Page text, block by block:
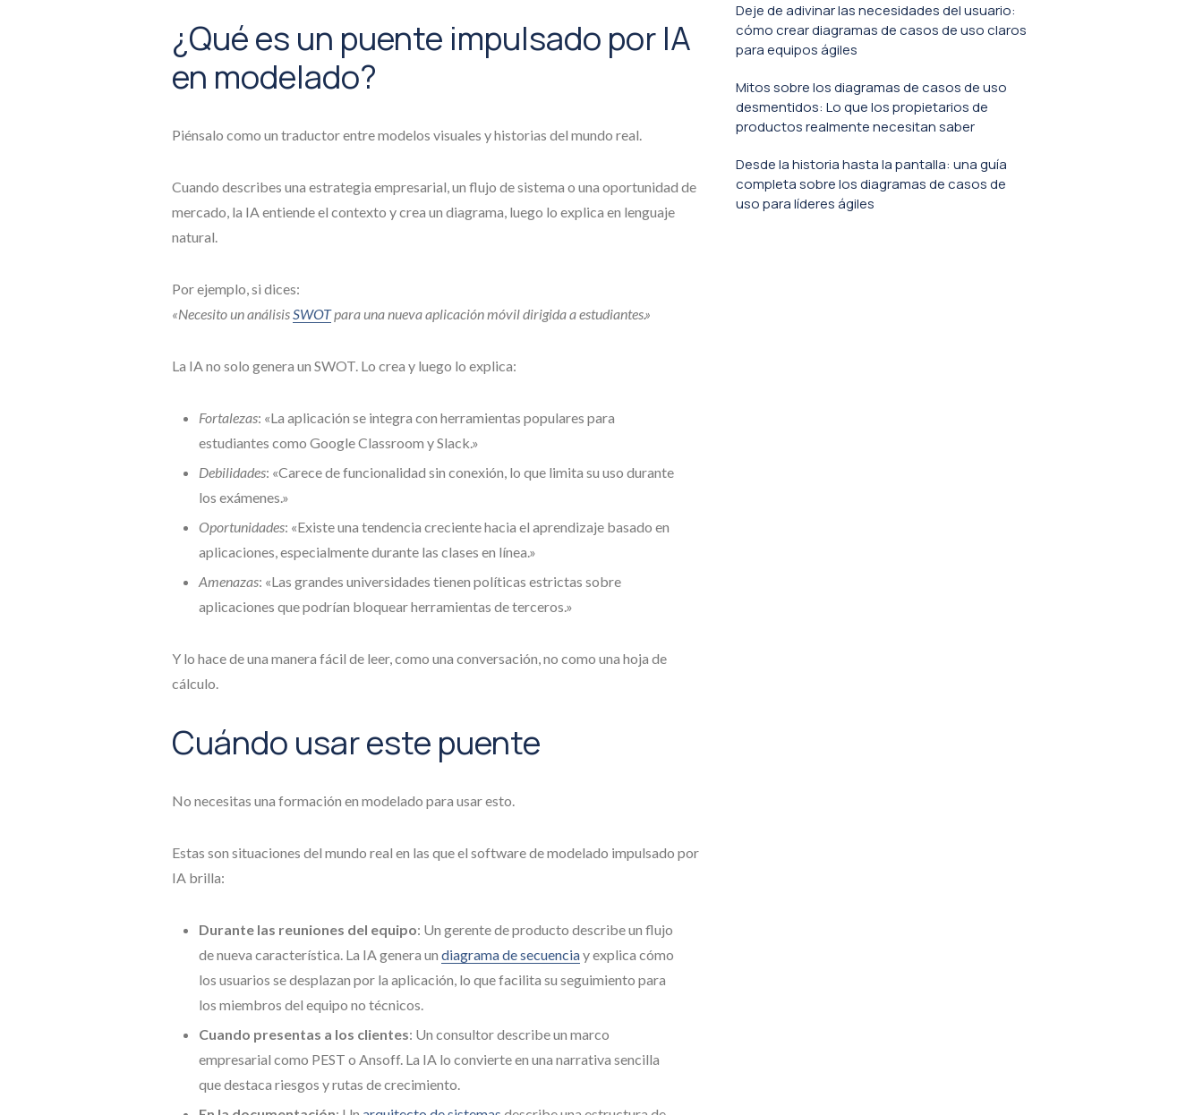
¿Qué es un puente impulsado por IA
en modelado?
Piénsalo como un traductor entre modelos visuales y historias del mundo real.
Cuando describes una estrategia empresarial, un flujo de sistema o una oportunidad de
mercado, la IA entiende el contexto y crea un diagrama, luego lo explica en lenguaje
natural.
Por ejemplo, si dices:
«Necesito un análisisSWOTpara una nueva aplicación móvil dirigida a estudiantes.»
La IA no solo genera un SWOT. Lo crea y luego lo explica:
Fortalezas: «La aplicación se integra con herramientas populares para
estudiantes como Google Classroom y Slack.»
Debilidades: «Carece de funcionalidad sin conexión, lo que limita su uso durante
los exámenes.»
Oportunidades: «Existe una tendencia creciente hacia el aprendizaje basado en
aplicaciones, especialmente durante las clases en línea.»
Amenazas: «Las grandes universidades tienen políticas estrictas sobre
aplicaciones que podrían bloquear herramientas de terceros.»
Y lo hace de una manera fácil de leer, como una conversación, no como una hoja de
cálculo.
Cuándo usar este puente
No necesitas una formación en modelado para usar esto.
Estas son situaciones del mundo real en las que el software de modelado impulsado por
IA brilla:
Durante las reuniones del equipo: Un gerente de producto describe un flujo
de nueva característica. La IA genera un diagrama de secuenciay explica cómo
los usuarios se desplazan por la aplicación, lo que facilita su seguimiento para
los miembros del equipo no técnicos.
Cuando presentas a los clientes: Un consultor describe un marco
empresarial como PEST o Ansoff. La IA lo convierte en una narrativa sencilla
que destaca riesgos y rutas de crecimiento.
Deje de adivinar las necesidades del usuario:
cómo crear diagramas de casos de uso claros
para equipos ágiles
Mitos sobre los diagramas de casos de uso
desmentidos: Lo que los propietarios de
productos realmente necesitan saber
Desde la historia hasta la pantalla: una guía
completa sobre los diagramas de casos de
uso para líderes ágiles